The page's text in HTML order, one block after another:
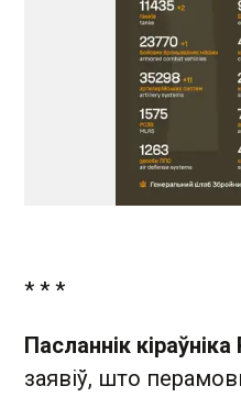
* * *
Пасланнік
заявіў, што